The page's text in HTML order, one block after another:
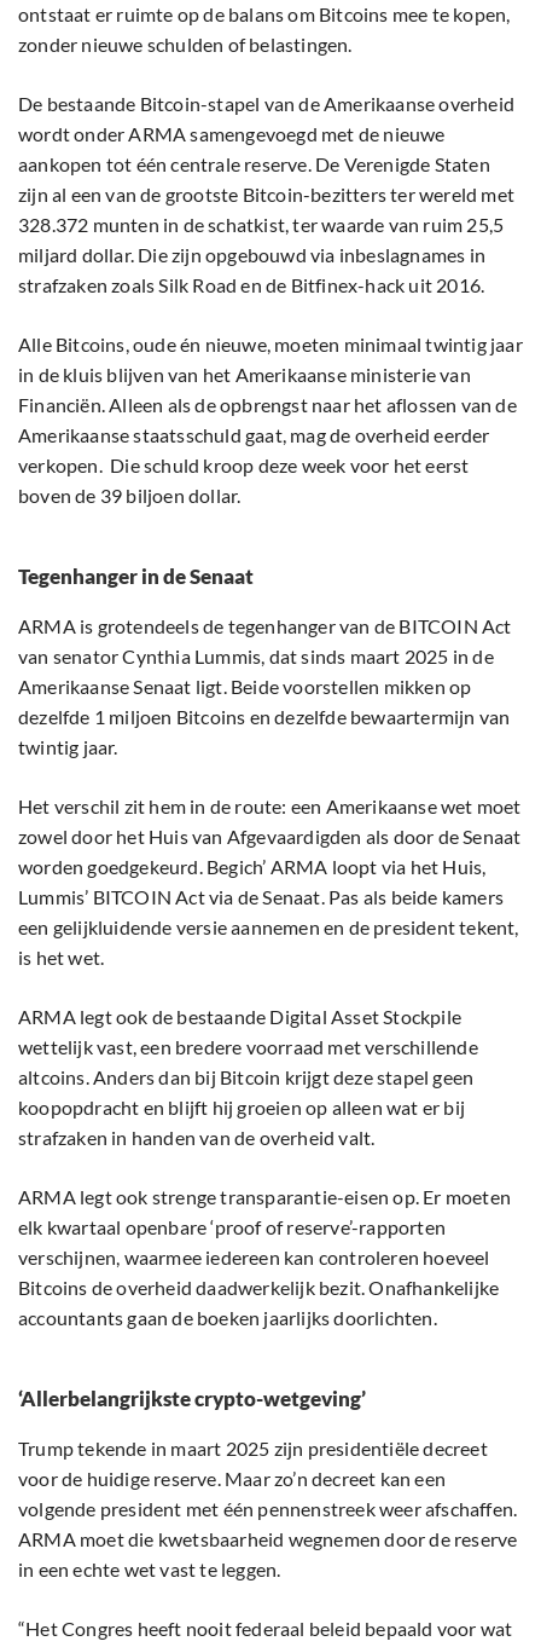
ontstaat er ruimte op de balans om Bitcoins mee te kopen,
zonder nieuwe schulden of belastingen.
De bestaande Bitcoin-stapel van de Amerikaanse overheid
wordt onder ARMA samengevoegd met de nieuwe
aankopen tot één centrale reserve. De Verenigde Staten
zijn al een van de grootste Bitcoin-bezitters ter wereld met
328.372 munten in de schatkist, ter waarde van ruim 25,5
miljard dollar. Die zijn opgebouwd via inbeslagnames in
strafzaken zoals Silk Road en de Bitfinex-hack uit 2016.
Alle Bitcoins, oude én nieuwe, moeten minimaal twintig jaar
in de kluis blijven van het Amerikaanse ministerie van
Financiën. Alleen als de opbrengst naar het aflossen van de
Amerikaanse staatsschuld gaat, mag de overheid eerder
verkopen. Die schuld kroop deze week voor het eerst
boven de 39 biljoen dollar.
Tegenhanger in de Senaat
ARMA is grotendeels de tegenhanger van de BITCOIN Act
van senator Cynthia Lummis, dat sinds maart 2025 in de
Amerikaanse Senaat ligt. Beide voorstellen mikken op
dezelfde 1 miljoen Bitcoins en dezelfde bewaartermijn van
twintig jaar.
Het verschil zit hem in de route: een Amerikaanse wet moet
zowel door het Huis van Afgevaardigden als door de Senaat
worden goedgekeurd. Begich’ ARMA loopt via het Huis,
Lummis’ BITCOIN Act via de Senaat. Pas als beide kamers
een gelijkluidende versie aannemen en de president tekent,
is het wet.
ARMA legt ook de bestaande Digital Asset Stockpile
wettelijk vast, een bredere voorraad met verschillende
altcoins. Anders dan bij Bitcoin krijgt deze stapel geen
koopopdracht en blijft hij groeien op alleen wat er bij
strafzaken in handen van de overheid valt.
ARMA legt ook strenge transparantie-eisen op. Er moeten
elk kwartaal openbare ‘proof of reserve’-rapporten
verschijnen, waarmee iedereen kan controleren hoeveel
Bitcoins de overheid daadwerkelijk bezit. Onafhankelijke
accountants gaan de boeken jaarlijks doorlichten.
‘Allerbelangrijkste crypto-wetgeving’
Trump tekende in maart 2025 zijn presidentiële decreet
voor de huidige reserve. Maar zo’n decreet kan een
volgende president met één pennenstreek weer afschaffen.
ARMA moet die kwetsbaarheid wegnemen door de reserve
in een echte wet vast te leggen.
“Het Congres heeft nooit federaal beleid bepaald voor wat